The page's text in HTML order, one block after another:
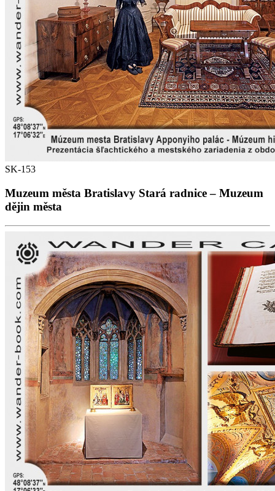
SK-153
Muzeum města Bratislavy Stará radnice – Muzeum
dějin města